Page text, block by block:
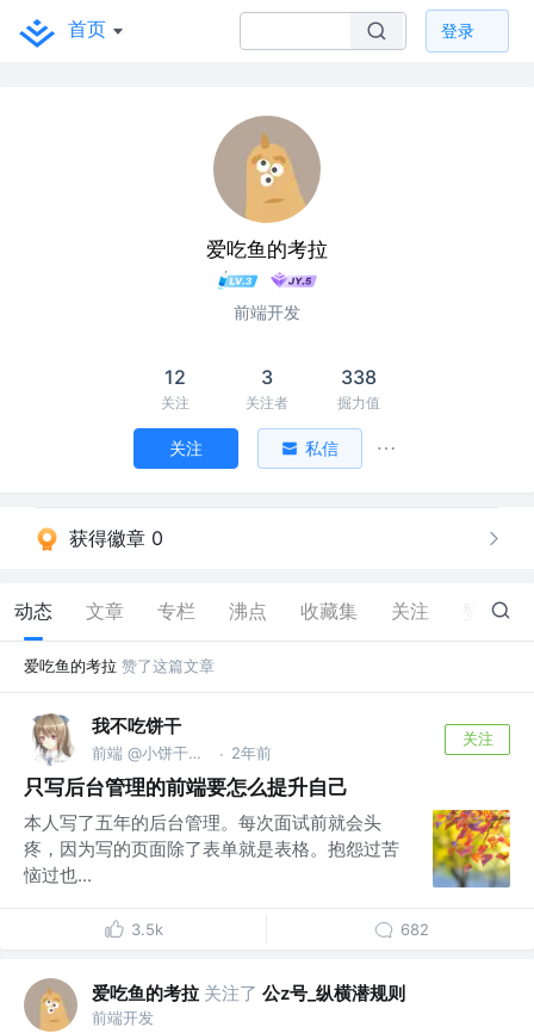
首页 登录
爱吃鱼的考拉
前端开发
12
关注
3
关注者
338
掘力值
关注 私信
获得徽章 0
动态 文章 专栏 沸点 收藏集 关注 18
爱吃鱼的考拉 赞了这篇文章
我不吃饼干
前端 @小饼干无限公司 · 2年前
关注
只写后台管理的前端要怎么提升自己
本人写了五年的后台管理。每次面试前就会头
疼，因为写的页面除了表单就是表格。抱怨过苦
恼过也...
3.5k 682
爱吃鱼的考拉 关注了 公z号_纵横潜规则
前端开发